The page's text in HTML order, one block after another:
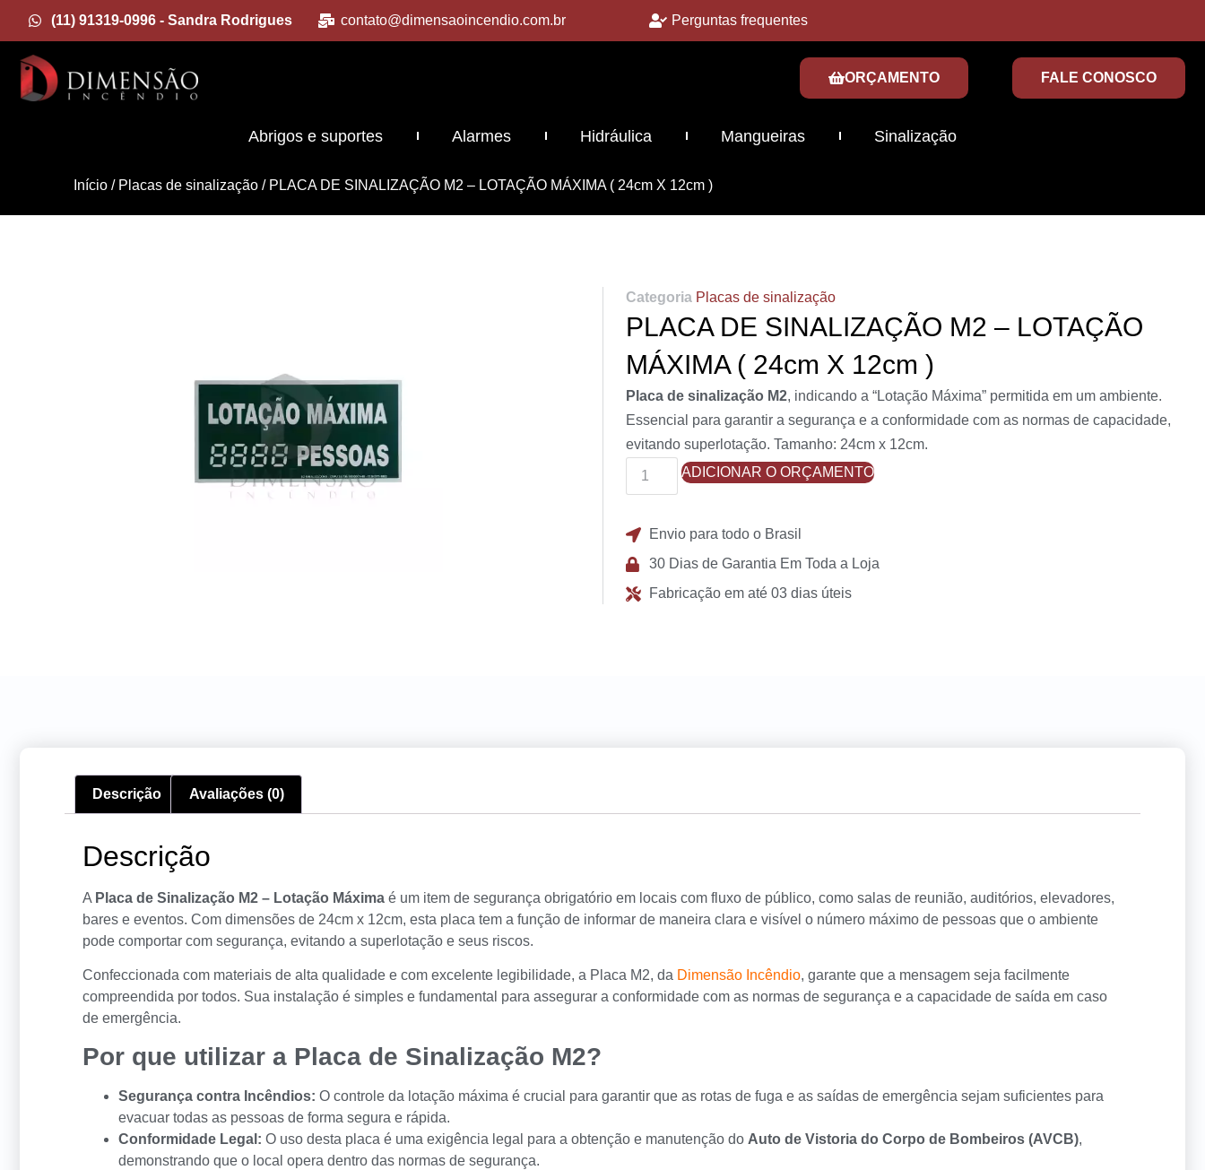
(11) 91319-0996 - Sandra Rodrigues contato@dimensaoincendio.com.br Perguntas frequentes
ORÇAMENTO FALE CONOSCO
Abrigos e suportes Alarmes Hidráulica Mangueiras Sinalização
Início / Placas de sinalização / PLACA DE SINALIZAÇÃO M2 – LOTAÇÃO MÁXIMA ( 24cm X 12cm )
Categoria Placas de sinalização
PLACA DE SINALIZAÇÃO M2 – LOTAÇÃO
MÁXIMA ( 24cm X 12cm )
Placa de sinalização M2, indicando a “Lotação Máxima” permitida em um ambiente.
Essencial para garantir a segurança e a conformidade com as normas de capacidade,
evitando superlotação. Tamanho: 24cm x 12cm.
ADICIONAR O ORÇAMENTO
Envio para todo o Brasil
30 Dias de Garantia Em Toda a Loja
Fabricação em até 03 dias úteis
Descrição Avaliações (0)
Descrição
A Placa de Sinalização M2 – Lotação Máxima é um item de segurança obrigatório em locais com fluxo de público, como salas de reunião, auditórios, elevadores,
bares e eventos. Com dimensões de 24cm x 12cm, esta placa tem a função de informar de maneira clara e visível o número máximo de pessoas que o ambiente
pode comportar com segurança, evitando a superlotação e seus riscos.
Confeccionada com materiais de alta qualidade e com excelente legibilidade, a Placa M2, da Dimensão Incêndio, garante que a mensagem seja facilmente
compreendida por todos. Sua instalação é simples e fundamental para assegurar a conformidade com as normas de segurança e a capacidade de saída em caso
de emergência.
Por que utilizar a Placa de Sinalização M2?
Segurança contra Incêndios: O controle da lotação máxima é crucial para garantir que as rotas de fuga e as saídas de emergência sejam suficientes para
evacuar todas as pessoas de forma segura e rápida.
Conformidade Legal: O uso desta placa é uma exigência legal para a obtenção e manutenção do Auto de Vistoria do Corpo de Bombeiros (AVCB),
demonstrando que o local opera dentro das normas de segurança.